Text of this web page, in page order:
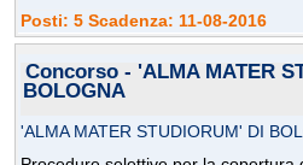
Posti: 5 Scadenza: 11-08-2016
Concorso - 'ALMA MATER
BOLOGNA
'ALMA MATER STUDIORUM' DI